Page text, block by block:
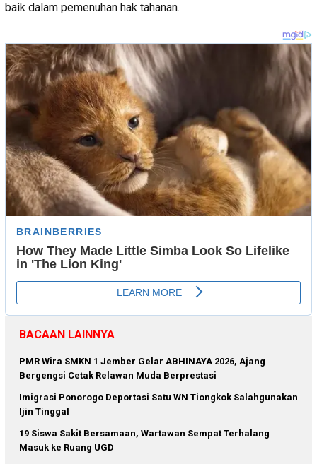
baik dalam pemenuhan hak tahanan.
BACAAN LAINNYA
PMR Wira SMKN 1 Jember Gelar ABHINAYA 2026, Ajang
Bergengsi Cetak Relawan Muda Berprestasi
Imigrasi Ponorogo Deportasi Satu WN Tiongkok Salahgunakan
Ijin Tinggal
19 Siswa Sakit Bersamaan, Wartawan Sempat Terhalang
Masuk ke Ruang UGD